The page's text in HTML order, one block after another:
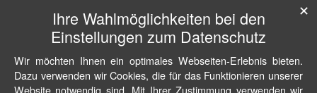
Ihre Wahlmöglichkeiten bei den
Einstellungen zum Datenschutz
Wir möchten Ihnen ein optimales Webseiten-Erlebnis bieten.
Dazu verwenden wir Cookies, die für das Funktionieren unserer
Website notwendig sind. Mit Ihrer Zustimmung verwenden wir
✕